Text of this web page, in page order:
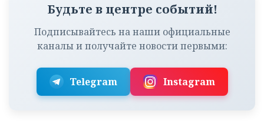
Будьте в центре событий!
Подписывайтесь на наши официальные
каналы и получайте новости первыми:
Telegram Instagram